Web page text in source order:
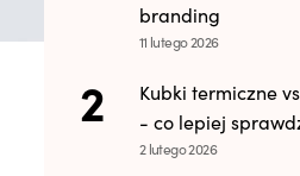
branding
11 lutego 2026
Kubki termiczne
- co lepiej
2 lutego 2026